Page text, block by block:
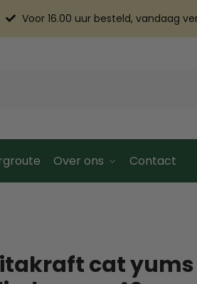
Voor 16.00 uur besteld, vandaag
Over ons Contact
cat